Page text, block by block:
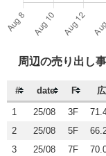
周辺の売り出し
# date F
1 25/08 3F
2 25/08 5F
3 25/08 7F